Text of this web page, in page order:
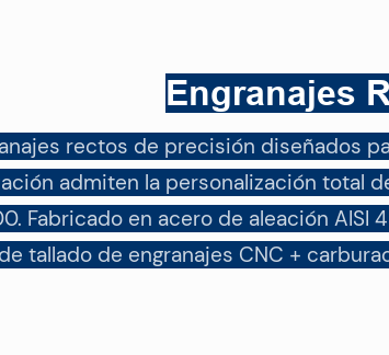
Engranajes
rectos de precisión diseñados
admiten la personalización total
Fabricado en acero de aleación
tallado de engranajes CNC +